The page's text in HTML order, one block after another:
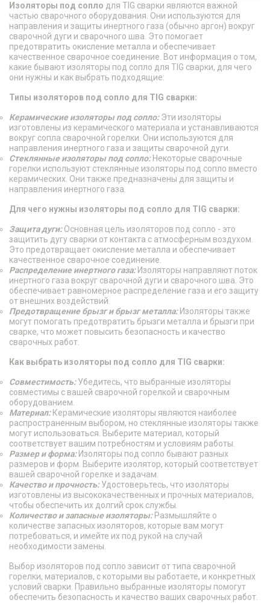
Изоляторы под сопло для TIG сварки являются важной
частью сварочного оборудования. Они используются для
направления и защиты инертного газа (обычно аргон) вокруг
сварочной дуги и сварочного шва. Это помогает
предотвратить окисление металла и обеспечивает
качественное сварочное соединение. Вот информация о том,
какие бывают изоляторы под сопло для TIG сварки, для чего
они нужны и как выбрать подходящие:
Типы изоляторов под сопло для TIG сварки:
Керамические изоляторы под сопло:Эти изоляторы
изготовлены из керамического материала и устанавливаются
вокруг сопла сварочной горелки. Они используются для
направления инертного газа и защиты сварочной дуги.
Стеклянные изоляторы под сопло:Некоторые сварочные
горелки используют стеклянные изоляторы под сопло вместо
керамических. Они также предназначены для защиты и
направления инертного газа.
Для чего нужны изоляторы под сопло для TIG сварки:
Защита дуги:Основная цель изоляторов под сопло - это
защитить дугу сварки от контакта с атмосферным воздухом.
Это предотвращает окисление металла и обеспечивает
качественное сварочное соединение.
Распределение инертного газа: Изоляторы направляют поток
инертного газа вокруг сварочной дуги и сварочного шва. Это
обеспечивает равномерное распределение газа и его защиту
от внешних воздействий.
Предотвращение брызг и брызг металла:Изоляторы также
могут помогать предотвратить брызги металла и брызги при
сварке, что может повысить безопасность и качество
сварочных работ.
Как выбрать изоляторы под сопло для TIG сварки:
Совместимость:Убедитесь, что выбранные изоляторы
совместимы с вашей сварочной горелкой и сварочным
оборудованием.
Материал:Керамические изоляторы являются наиболее
распространенным выбором, но стеклянные изоляторы также
могут использоваться. Выберите материал, который
соответствует вашим потребностям и условиям работы.
Размер и форма:Изоляторы под сопло бывают разных
размеров и форм. Выберите изолятор, который соответствует
вашей сварочной горелке и задачам.
Качество и прочность:Удостоверьтесь, что изоляторы
изготовлены из высококачественных и прочных материалов,
чтобы обеспечить их долгий срок службы.
Количество и запасные изоляторы:Размышляйте о
количестве запасных изоляторов, которые вам могут
потребоваться, и имейте их под рукой на случай
необходимости замены.
Выбор изоляторов под сопло зависит от типа сварочной
горелки, материалов, с которыми вы работаете, и конкретных
условий сварки. Правильно выбранные изоляторы помогут
обеспечить безопасность и качество ваших сварочных работ.